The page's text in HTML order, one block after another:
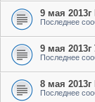
9 мая
Последнее
9 мая
Последнее
8 мая
Последнее